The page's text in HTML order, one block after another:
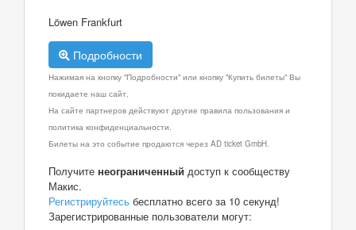
Löwen Frankfurt
Подробности
Нажимая на кнопку "Подробности" или кнопку "Купить билеты" Вы
покидаете наш сайт.
На сайте партнеров действуют другие правила пользования и
политика конфиденциальности.
Билеты на это событие продаются через AD ticket GmbH.
Получите неограниченный доступ к сообществу
Макис.
Регистрируйтесь бесплатно всего за 10 секунд!
Зарегистрированные пользователи могут: